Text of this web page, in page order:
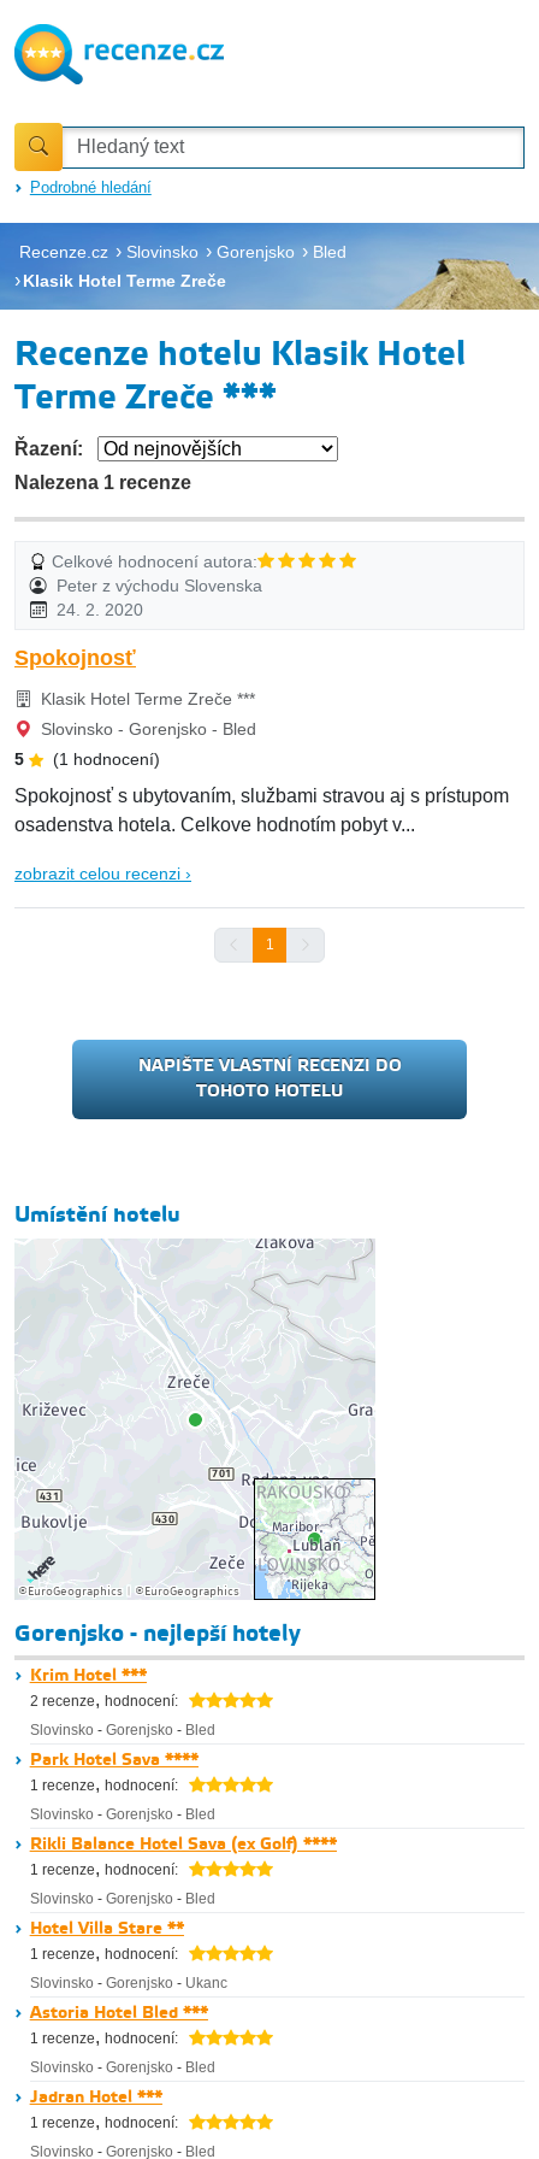
Podrobné hledání
Recenze.cz Slovinsko Gorenjsko
Bled
Klasik Hotel Terme Zreče
Recenze hotelu Klasik Hotel
Terme Zreče ***
Nalezena 1 recenze
Řazení:
Celkové hodnocení autora:
Peter z východu Slovenska
24. 2. 2020
Spokojnosť
Klasik Hotel Terme Zreče ***
Slovinsko - Gorenjsko - Bled
5
(1 hodnocení)
Spokojnosť s ubytovaním, službami stravou aj s prístupom
osadenstva hotela. Celkove hodnotím pobyt v...
zobrazit celou recenzi ›
1
NAPIŠTE VLASTNÍ RECENZI DO
TOHOTO HOTELU
Umístění hotelu
Gorenjsko - nejlepší hotely
Krim Hotel ***
2 recenze, hodnocení:
Slovinsko - Gorenjsko - Bled
Park Hotel Sava ****
1 recenze, hodnocení:
Slovinsko - Gorenjsko - Bled
Rikli Balance Hotel Sava (ex Golf) ****
1 recenze, hodnocení:
Slovinsko - Gorenjsko - Bled
Hotel Villa Stare **
1 recenze, hodnocení:
Slovinsko - Gorenjsko - Ukanc
Astoria Hotel Bled ***
1 recenze, hodnocení:
Slovinsko - Gorenjsko - Bled
Jadran Hotel ***
1 recenze, hodnocení:
Slovinsko - Gorenjsko - Bled